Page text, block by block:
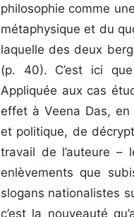
philosophie comme
métaphysique et du
laquelle des deux
(p. 40). C’est ici
Appliquée aux cas
effet à Veena Das, en
et politique, de
travail de l’auteure –
enlèvements que
slogans nationalistes
c’est la nouveauté